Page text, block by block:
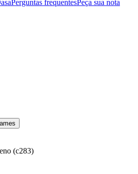
Perguntas frequentesPeça sua nota
(c283)